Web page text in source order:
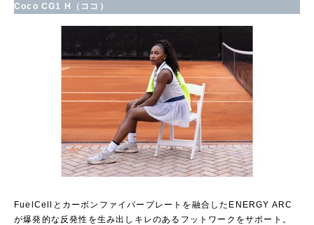
Coco CG1 H（ココ）
FuelCellとカーボンファイバープレートを融合したENERGY ARC
が爆発的な反発性を生み出しキレのあるフットワークをサポート。